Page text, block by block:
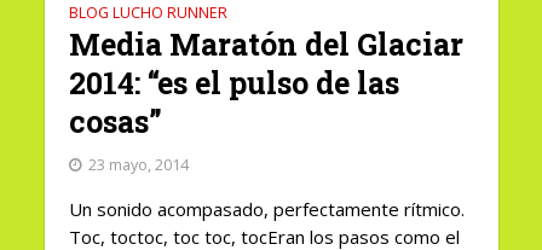
BLOG LUCHO RUNNER
Media Maratón del Glaciar
2014: “es el pulso de las
cosas”
23 mayo, 2014
Un sonido acompasado, perfectamente rítmico.
Toc, toctoc, toc toc, tocEran los pasos como el